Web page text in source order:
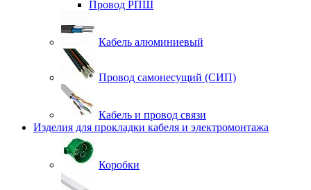
Провод РПШ
Кабель алюминиевый
Провод самонесущий (СИП)
Кабель и провод связи
Изделия для прокладки кабеля и электромонтажа
Коробки